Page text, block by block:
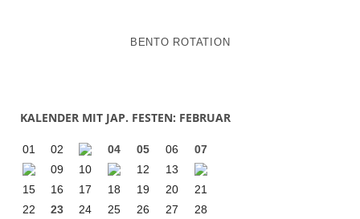
BENTO ROTATION
KALENDER MIT JAP. FESTEN: FEBRUAR
01 02 04 05 06
07
09
10 12
13
15
16 17 18 19 20
21
22
23 24 25 26 27 28